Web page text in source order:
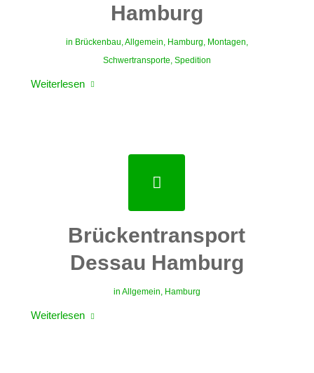
Hamburg
in Brückenbau Allgemein Hamburg Montagen
Schwertransporte Spedition
Weiterlesen
Brückentransport
Dessau Hamburg
in Allgemein, Hamburg
Weiterlesen